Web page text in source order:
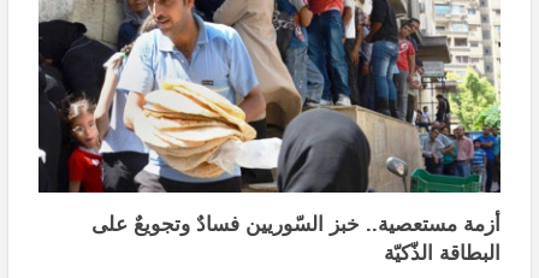
أزمة مستعصية.. خبز السّوريين فسادٌ وتجويعٌ على
البطاقة الذّكيّة